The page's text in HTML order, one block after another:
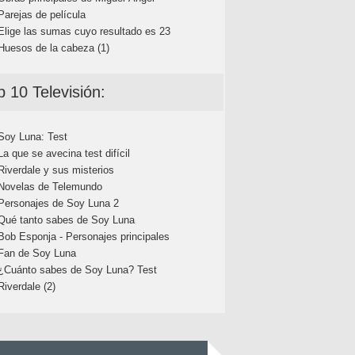
de película
las sumas cuyo resultado es 23
de la cabeza (1)
10 Televisión:
Luna: Test
que se avecina test difícil
y sus misterios
de Telemundo
de Soy Luna 2
tanto sabes de Soy Luna
Esponja - Personajes principales
de Soy Luna
sabes de Soy Luna? Test
(2)